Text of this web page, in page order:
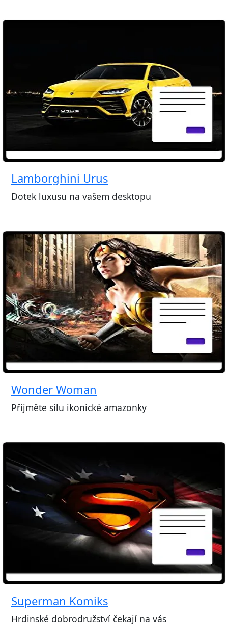
Lamborghini Urus
Dotek luxusu na vašem desktopu
Wonder Woman
Přijměte sílu ikonické amazonky
Superman Komiks
Hrdinské dobrodružství čekají na vás